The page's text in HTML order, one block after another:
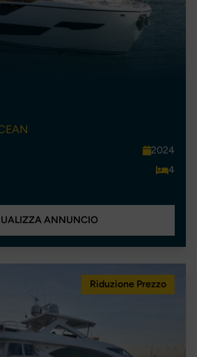
2024
4
ANNUNCIO
Riduzione Prezzo